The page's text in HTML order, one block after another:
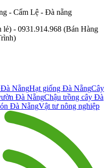
- Cẩm Lệ - Đà nẵng
lẻ) - 0931.914.968 (Bán Hàng
NẵngHạt giống Đà NẵngCây
Đà NẵngChậu trồng cây Đà
Đà NẵngVật tư nông nghiệp